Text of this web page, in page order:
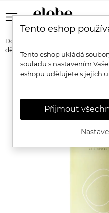
menu
Domů Značky Aloés
děti
Tento eshop
Tento eshop ukládá
souladu s nastavením
eshopu udělujete s jejich
Přijmout